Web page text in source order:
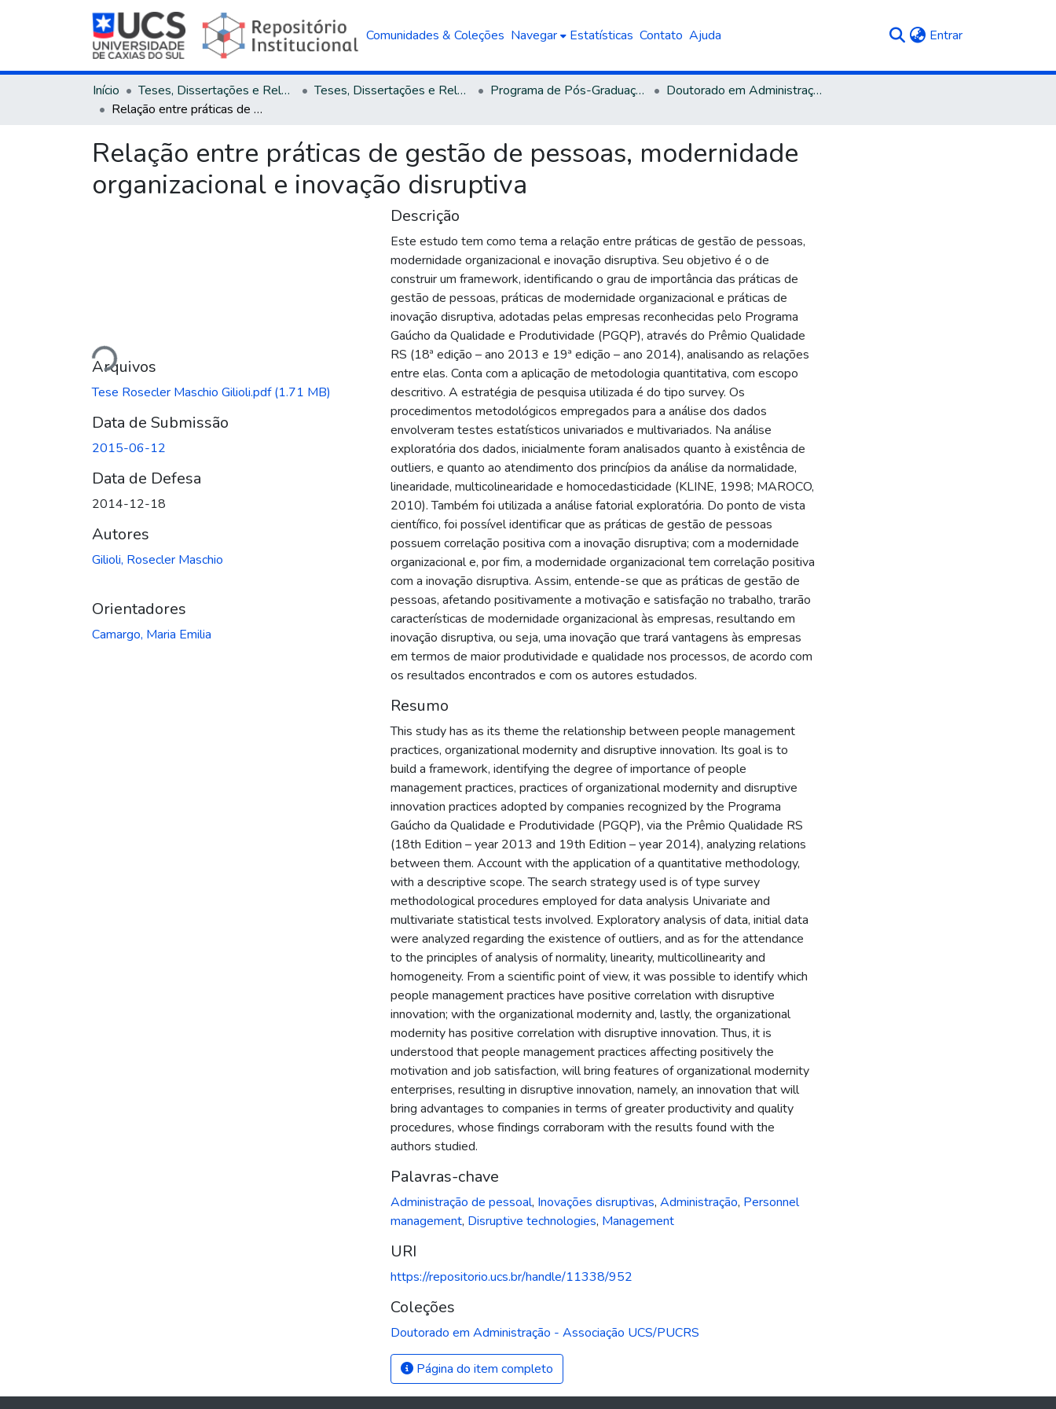
Comunidades & Coleções Navegar Estatísticas Contato Ajuda Entrar(current)
Início Teses, Dissertações e Relatórios Teses, Dissertações e Relatórios defendidos na UCS Programa de Pós-Graduação em Administração
Doutorado em Administração - Associação UCS/PUCRS
Relação entre práticas de gestão de pessoas, modernidade organizacional e inovação disruptiva
Relação entre práticas de gestão de pessoas, modernidade
organizacional e inovação disruptiva
Carregando...
Arquivos
Tese Rosecler Maschio Gilioli.pdf(1.71 MB)
Data de Submissão
2015-06-12
Data de Defesa
2014-12-18
Autores
Gilioli, Rosecler Maschio
Orientadores
Camargo, Maria Emilia
Descrição
Este estudo tem como tema a relação entre práticas de gestão de pessoas,
modernidade organizacional e inovação disruptiva. Seu objetivo é o de
construir um framework, identificando o grau de importância das práticas de
gestão de pessoas, práticas de modernidade organizacional e práticas de
inovação disruptiva, adotadas pelas empresas reconhecidas pelo Programa
Gaúcho da Qualidade e Produtividade (PGQP), através do Prêmio Qualidade
RS (18ª edição – ano 2013 e 19ª edição – ano 2014), analisando as relações
entre elas. Conta com a aplicação de metodologia quantitativa, com escopo
descritivo. A estratégia de pesquisa utilizada é do tipo survey. Os
procedimentos metodológicos empregados para a análise dos dados
envolveram testes estatísticos univariados e multivariados. Na análise
exploratória dos dados, inicialmente foram analisados quanto à existência de
outliers, e quanto ao atendimento dos princípios da análise da normalidade,
linearidade, multicolinearidade e homocedasticidade (KLINE, 1998; MAROCO,
2010). Também foi utilizada a análise fatorial exploratória. Do ponto de vista
científico, foi possível identificar que as práticas de gestão de pessoas
possuem correlação positiva com a inovação disruptiva; com a modernidade
organizacional e, por fim, a modernidade organizacional tem correlação positiva
com a inovação disruptiva. Assim, entende-se que as práticas de gestão de
pessoas, afetando positivamente a motivação e satisfação no trabalho, trarão
características de modernidade organizacional às empresas, resultando em
inovação disruptiva, ou seja, uma inovação que trará vantagens às empresas
em termos de maior produtividade e qualidade nos processos, de acordo com
os resultados encontrados e com os autores estudados.
Resumo
This study has as its theme the relationship between people management
practices, organizational modernity and disruptive innovation. Its goal is to
build a framework, identifying the degree of importance of people
management practices, practices of organizational modernity and disruptive
innovation practices adopted by companies recognized by the Programa
Gaúcho da Qualidade e Produtividade (PGQP), via the Prêmio Qualidade RS
(18th Edition – year 2013 and 19th Edition – year 2014), analyzing relations
between them. Account with the application of a quantitative methodology,
with a descriptive scope. The search strategy used is of type survey
methodological procedures employed for data analysis Univariate and
multivariate statistical tests involved. Exploratory analysis of data, initial data
were analyzed regarding the existence of outliers, and as for the attendance
to the principles of analysis of normality, linearity, multicollinearity and
homogeneity. From a scientific point of view, it was possible to identify which
people management practices have positive correlation with disruptive
innovation; with the organizational modernity and, lastly, the organizational
modernity has positive correlation with disruptive innovation. Thus, it is
understood that people management practices affecting positively the
motivation and job satisfaction, will bring features of organizational modernity
enterprises, resulting in disruptive innovation, namely, an innovation that will
bring advantages to companies in terms of greater productivity and quality
procedures, whose findings corraboram with the results found with the
authors studied.
Palavras-chave
Administração de pessoal, Inovações disruptivas, Administração, Personnel
management, Disruptive technologies, Management
URI
https://repositorio.ucs.br/handle/11338/952
Coleções
Doutorado em Administração - Associação UCS/PUCRS
Página do item completo